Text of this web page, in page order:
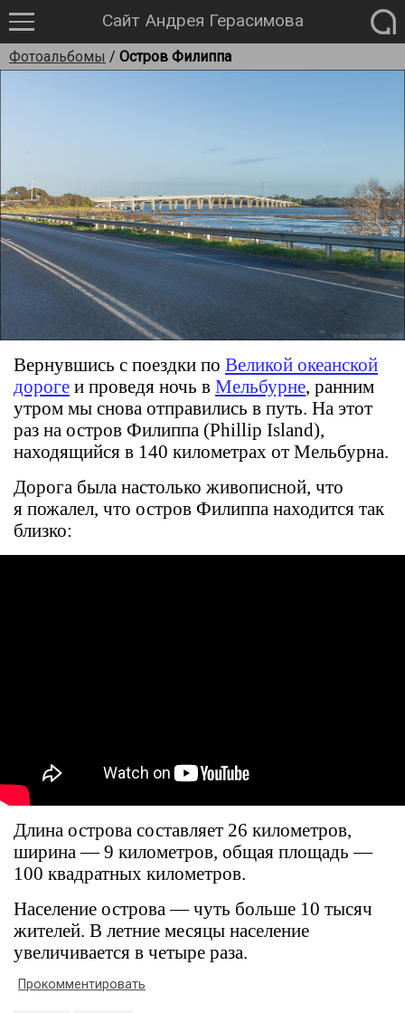
Сайт Андрея Герасимова
Фотоальбомы / Остров Филиппа
Вернувшись с поездки по Великой океанской
дороге и проведя ночь в Мельбурне , ранним
утром мы снова отправились в путь. На этот
раз на остров Филиппа (Phillip Island),
находящийся в 140 километрах от Мельбурна.
Дорога была настолько живописной, что
я пожалел, что остров Филиппа находится так
близко:
Длина острова составляет 26 километров,
ширина — 9 километров, общая площадь —
100 квадратных километров.
Население острова — чуть больше 10 тысяч
жителей. В летние месяцы население
увеличивается в четыре раза.
Прокомментировать